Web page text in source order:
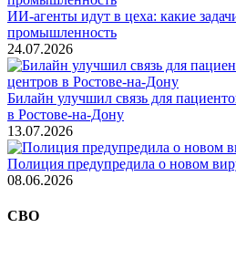
ИИ-агенты идут в цеха: какие
промышленность
24.07.2026
Билайн улучшил связь для
в Ростове-на-Дону
13.07.2026
Полиция предупредила о новом
08.06.2026
СВО